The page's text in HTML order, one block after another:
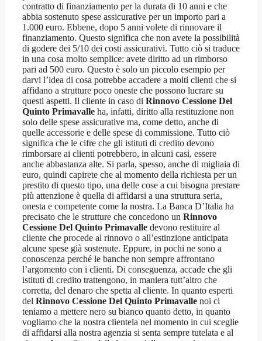
contratto di finanziamento per la durata di 10 anni e che
abbia sostenuto spese assicurative per un importo pari a
1.000 euro. Ebbene, dopo 5 anni volete di rinnovare il
finanziamento. Questo significa che non avete la possibilità
di godere dei 5/10 dei costi assicurativi. Tutto ciò si traduce
in una cosa molto semplice: avete diritto ad un rimborso
pari ad 500 euro. Questo è solo un piccolo esempio per
darvi l’idea di cosa potrebbe accadere a molti clienti che si
affidano a strutture poco oneste che possono lucrare su
questi aspetti. Il cliente in caso di Rinnovo Cessione Del
Quinto Primavalle ha, infatti, diritto alla restituzione non
solo delle spese assicurative ma, come detto, anche di
quelle accessorie e delle spese di commissione. Tutto ciò
significa che le cifre che gli istituti di credito devono
rimborsare ai clienti potrebbero, in alcuni casi, essere
anche abbastanza alte. Si parla, spesso, anche di migliaia di
euro, quindi capirete che al momento della richiesta per un
prestito di questo tipo, una delle cose a cui bisogna prestare
più attenzione è quella di affidarsi a una struttura seria,
onesta e competente come la nostra. La Banca D’Italia ha
precisato che le strutture che concedono un Rinnovo
Cessione Del Quinto Primavalle devono restituire al
cliente che procede al rinnovo o all’estinzione anticipata
alcune spese già sostenute. Eppure, in pochi ne sono a
conoscenza perché le banche non sempre affrontano
l’argomento con i clienti. Di conseguenza, accade che gli
istituti di credito trattengono, in maniera tutt’altro che
corretta, del denaro che spetta al cliente. In quanto esperti
del Rinnovo Cessione Del Quinto Primavalle noi ci
teniamo a mettere nero su bianco quanto detto, in quanto
vogliamo che la nostra clientela nel momento in cui sceglie
di affidarsi alla nostra agenzia si senta sempre tutelata e al